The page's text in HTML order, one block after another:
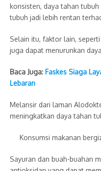
konsisten, daya tahan
tubuh jadi lebih rentan
Selain itu, faktor lain,
juga dapat menurunkan
Baca Juga: Faskes Siaga
Lebaran
Melansir dari laman
meningkatkan daya tahan
Konsumsi makanan
Sayuran dan buah-buahan